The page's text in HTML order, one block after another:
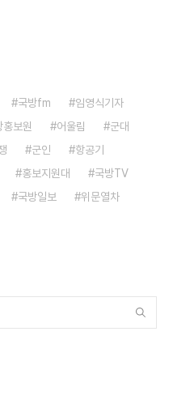
국방fm
임영식기자
홍보원 어울림
군대
군인
항공기
홍보지원대
국방TV
국방일보 위문열차